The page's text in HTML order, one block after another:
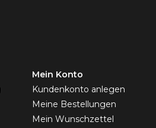
Mein Konto
Kundenkonto anlegen
Meine Bestellungen
Mein Wunschzettel